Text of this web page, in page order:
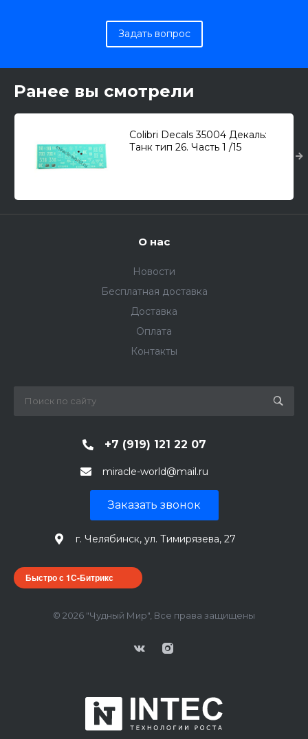
Задать вопрос
Ранее вы смотрели
Colibri Decals 35004 Декаль:
Танк тип 26. Часть 1 /15
О нас
Новости
Бесплатная доставка
Доставка
Оплата
Контакты
+7 (919) 121 22 07
miracle-world@mail.ru
Заказать звонок
г. Челябинск, ул. Тимирязева, 27
Быстро с 1С-Битрикс
© 2026 "Чудный Мир", Все права защищены